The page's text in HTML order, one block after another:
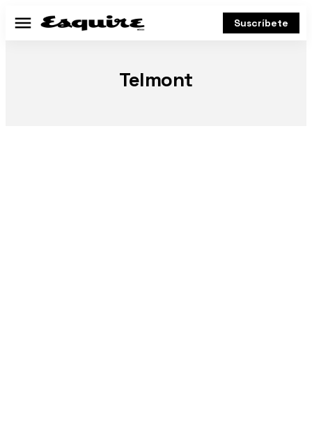
Menú Suscríbete
Telmont